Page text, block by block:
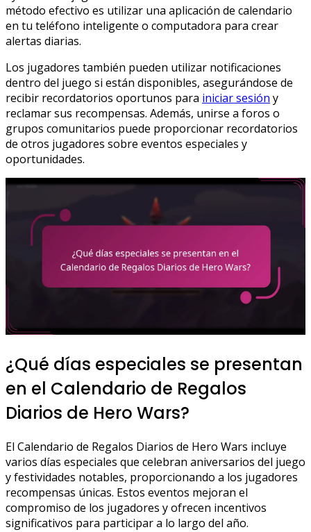
método efectivo es utilizar una aplicación de calendario
en tu teléfono inteligente o computadora para crear
alertas diarias.
Los jugadores también pueden utilizar notificaciones
dentro del juego si están disponibles, asegurándose de
recibir recordatorios oportunos para iniciar sesión y
reclamar sus recompensas. Además, unirse a foros o
grupos comunitarios puede proporcionar recordatorios
de otros jugadores sobre eventos especiales y
oportunidades.
¿Qué días especiales se presentan
en el Calendario de Regalos
Diarios de Hero Wars?
El Calendario de Regalos Diarios de Hero Wars incluye
varios días especiales que celebran aniversarios del juego
y festividades notables, proporcionando a los jugadores
recompensas únicas. Estos eventos mejoran el
compromiso de los jugadores y ofrecen incentivos
significativos para participar a lo largo del año.